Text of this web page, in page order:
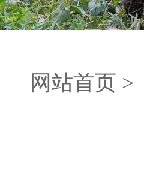
网站首页 >